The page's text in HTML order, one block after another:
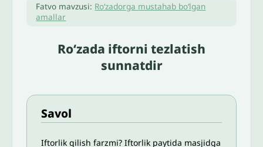
Fatvo mavzusi: Roʻzadorga mustahab boʻlgan
amallar
Ro‘zada iftorni tezlatish
sunnatdir
Savol
Iftorlik qilish farzmi? Iftorlik paytida masjidga